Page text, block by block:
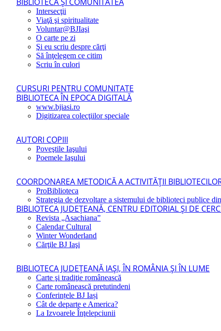
Intersecţii
Viaţă şi spiritualitate
Voluntar@BJIaşi
O carte pe zi
Şi eu scriu despre cărţi
Să înţelegem ce citim
Scriu în culori
CURSURI PENTRU COMUNITATE
BIBLIOTECA ÎN EPOCA DIGITALĂ
www.bjiasi.ro
Digitizarea colecţiilor speciale
AUTORI COPIII
Poveştile Iaşului
Poemele Iaşului
COORDONAREA METODICĂ A ACTIVITĂŢII
ProBiblioteca
Strategia de dezvoltare a sistemului de biblioteci publice
BIBLIOTECA JUDEŢEANĂ, CENTRU EDITORIAL ŞI DE
Revista „Asachiana”
Calendar Cultural
Winter Wonderland
Cărţile BJ Iaşi
BIBLIOTECA JUDEŢEANĂ IAŞI, ÎN ROMÂNIA ŞI ÎN LUME
Carte şi tradiţie românească
Carte românească pretutindeni
Conferințele BJ Iași
Cât de departe e America?
La Izvoarele Înţelepciunii